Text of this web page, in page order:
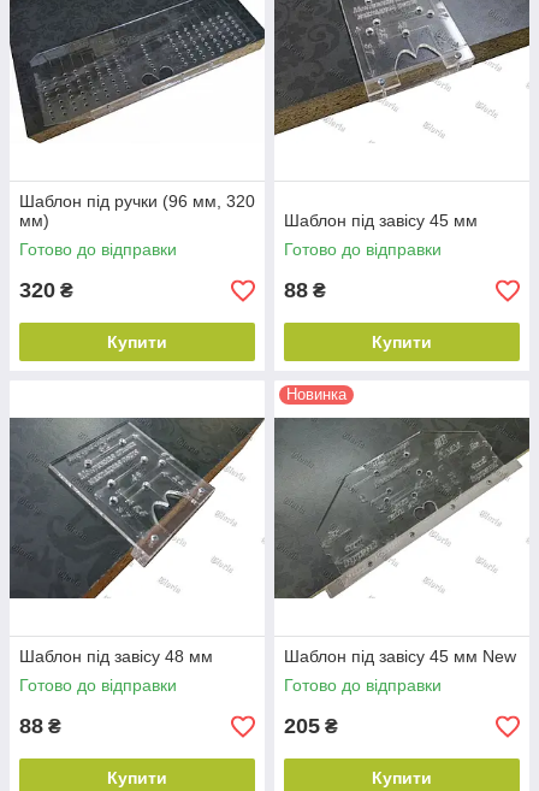
Шаблон під ручки (96 мм, 320
мм)
Готово до відправки
320 ₴
Купити
Шаблон під завісу 45 мм
Готово до відправки
88 ₴
Купити
Шаблон під завісу 48 мм
Готово до відправки
88 ₴
Купити
Новинка
Шаблон під завісу 45 мм New
Готово до відправки
205 ₴
Купити